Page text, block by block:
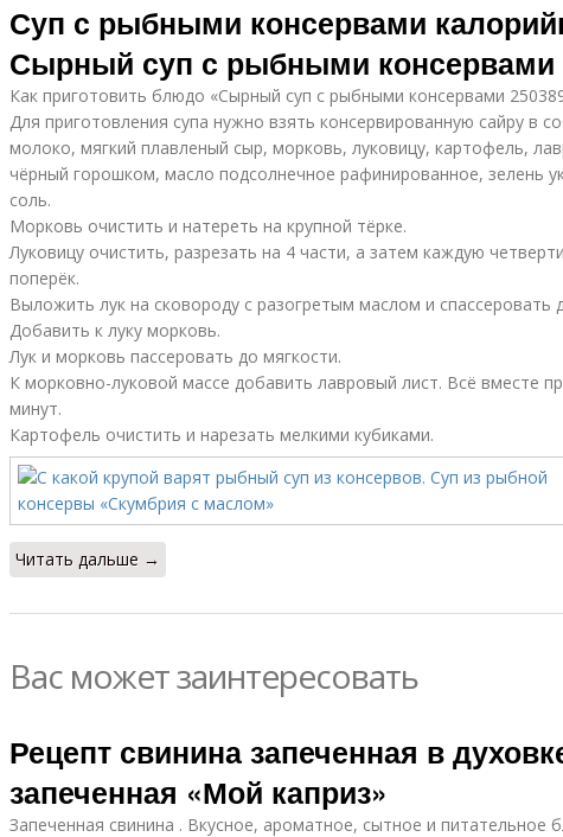
Суп с рыбными консервами
Сырный суп с рыбными консервами
Как приготовить блюдо «Сырный суп с рыбными консервами
Для приготовления супа нужно взять консервированную сайру в
молоко, мягкий плавленый сыр, морковь, луковицу, картофель,
чёрный горошком, масло подсолнечное рафинированное, зелень
соль.
Морковь очистить и натереть на крупной тёрке.
Луковицу очистить, разрезать на 4 части, а затем каждую
поперёк.
Выложить лук на сковороду с разогретым маслом и спассеровать
Добавить к луку морковь.
Лук и морковь пассеровать до мягкости.
К морковно-луковой массе добавить лавровый лист. Всё вместе
минут.
Картофель очистить и нарезать мелкими кубиками.
Читать дальше →
Вас может заинтересовать
Рецепт свинина запеченная в
запеченная «Мой каприз»
Запеченная свинина . Вкусное, ароматное, сытное и питательное